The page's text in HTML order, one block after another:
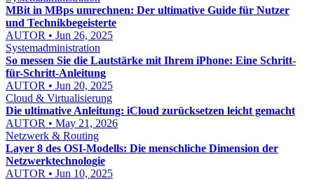
MBit in MBps umrechnen: Der ultimative Guide für Nutzer
und Technikbegeisterte
AUTOR • Jun 26, 2025
Systemadministration
So messen Sie die Lautstärke mit Ihrem iPhone: Eine Schritt-
für-Schritt-Anleitung
AUTOR • Jun 20, 2025
Cloud & Virtualisierung
Die ultimative Anleitung: iCloud zurücksetzen leicht gemacht
AUTOR • May 21, 2026
Netzwerk & Routing
Layer 8 des OSI-Modells: Die menschliche Dimension der
Netzwerktechnologie
AUTOR • Jun 10, 2025